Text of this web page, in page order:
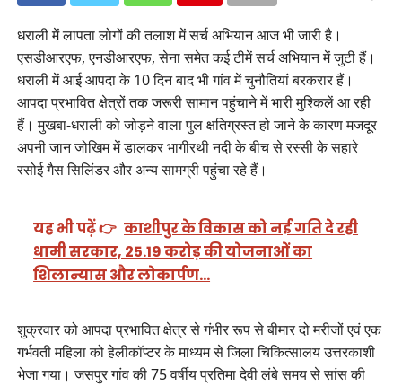
धराली में लापता लोगों की तलाश में सर्च अभियान आज भी जारी है।
एसडीआरएफ, एनडीआरएफ, सेना समेत कई टीमें सर्च अभियान में जुटी हैं।
धराली में आई आपदा के 10 दिन बाद भी गांव में चुनौतियां बरकरार हैं।
आपदा प्रभावित क्षेत्रों तक जरूरी सामान पहुंचाने में भारी मुश्किलें आ रही
हैं। मुखबा-धराली को जोड़ने वाला पुल क्षतिग्रस्त हो जाने के कारण मजदूर
अपनी जान जोखिम में डालकर भागीरथी नदी के बीच से रस्सी के सहारे
रसोई गैस सिलिंडर और अन्य सामग्री पहुंचा रहे हैं।
यह भी पढ़ें 👉 काशीपुर के विकास को नई गति दे रही
धामी सरकार, 25.19 करोड़ की योजनाओं का
शिलान्यास और लोकार्पण…
शुक्रवार को आपदा प्रभावित क्षेत्र से गंभीर रूप से बीमार दो मरीजों एवं एक
गर्भवती महिला को हेलीकॉप्टर के माध्यम से जिला चिकित्सालय उत्तरकाशी
भेजा गया। जसपुर गांव की 75 वर्षीय प्रतिमा देवी लंबे समय से सांस की